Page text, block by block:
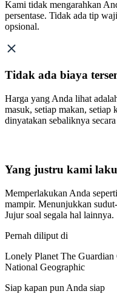
Kami tidak mengarahkan
persentase. Tidak ada tip
opsional.
Tidak ada biaya
Harga yang Anda lihat
masuk, setiap makan, setiap
dinyatakan sebaliknya
Yang justru kami
Memperlakukan Anda
mampir. Menunjukkan
Jujur soal segala hal lainnya.
Pernah diliput di
Lonely Planet The Guardian
National Geographic
Siap kapan pun Anda siap